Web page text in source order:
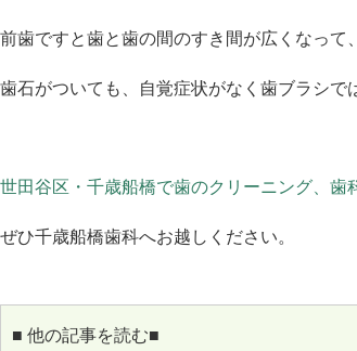
前歯ですと歯と歯の間のすき間が広くなって
歯石がついても、自覚症状がなく歯ブラシで
世田谷区・千歳船橋で歯のクリーニング、歯
ぜひ千歳船橋歯科へお越しください。
■ 他の記事を読む■